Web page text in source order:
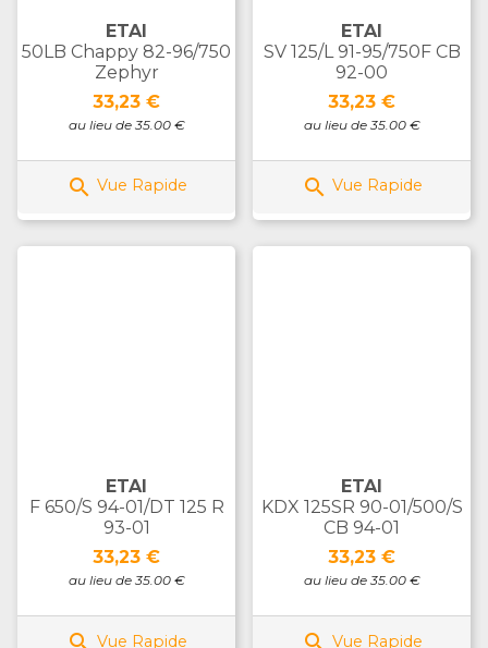
ETAI
50LB Chappy 82-96/750
Zephyr
Prix
33,23 €
au lieu de 35.00 €
 Vue Rapide
ETAI
SV 125/L 91-95/750F CB
92-00
Prix
33,23 €
au lieu de 35.00 €
 Vue Rapide
ETAI
F 650/S 94-01/DT 125 R
93-01
Prix
33,23 €
au lieu de 35.00 €
 Vue Rapide
ETAI
KDX 125SR 90-01/500/S
CB 94-01
Prix
33,23 €
au lieu de 35.00 €
 Vue Rapide